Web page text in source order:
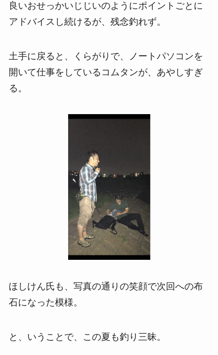
良いおせっかいじじいのようにポイントごとに
アドバイスし続けるが、残念釣れず。
土手に戻ると、くらがりで、ノートパソコンを
開いて仕事をしているコムタンが、あやしすぎ
る。
ほしけん氏も、写真の通りの笑顔で次回への布
石になった模様。
と、いうことで、この夏も釣り三昧。